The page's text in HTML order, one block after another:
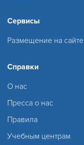
Сервисы
Размещение на сайте
Справки
О нас
Пресса о нас
Правила
Учебным центрам